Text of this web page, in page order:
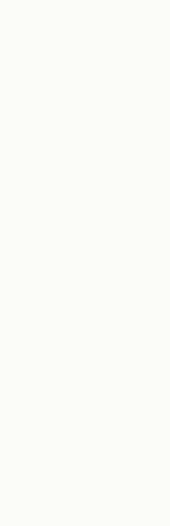
Deze
en verbindt
Haar
At the Atelier
get your two-
accessories to
we'll fill up your
panniers for a
Le
When you ride
the greatest
from twirling